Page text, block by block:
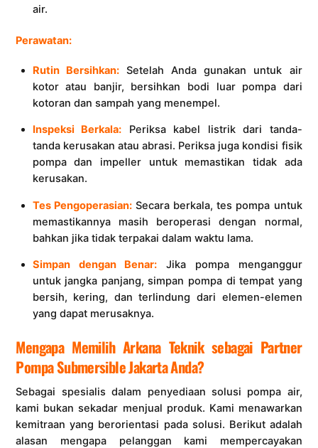
air.
Perawatan:
Rutin Bersihkan:Setelah Anda gunakan untuk air
kotor atau banjir, bersihkan bodi luar pompa dari
kotoran dan sampah yang menempel.
Inspeksi Berkala: Periksa kabel listrik dari tanda-
tanda kerusakan atau abrasi. Periksa juga kondisi fisik
pompa dan impeller untuk memastikan tidak ada
kerusakan.
Tes Pengoperasian:Secara berkala, tes pompa untuk
memastikannya masih beroperasi dengan normal,
bahkan jika tidak terpakai dalam waktu lama.
Simpan dengan Benar: Jika pompa menganggur
untuk jangka panjang, simpan pompa di tempat yang
bersih, kering, dan terlindung dari elemen-elemen
yang dapat merusaknya.
Mengapa Memilih Arkana Teknik sebagai Partner
Pompa Submersible Jakarta Anda?
Sebagai spesialis dalam penyediaan solusi pompa air,
kami bukan sekadar menjual produk. Kami menawarkan
kemitraan yang berorientasi pada solusi. Berikut adalah
alasan mengapa pelanggan kami mempercayakan